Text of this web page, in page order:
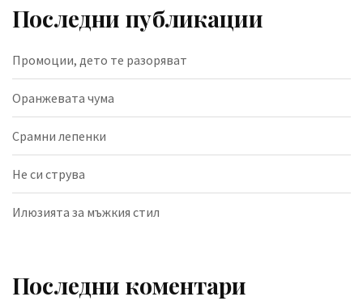
Последни публикации
Промоции, дето те разоряват
Оранжевата чума
Срамни лепенки
Не си струва
Илюзията за мъжкия стил
Последни коментари